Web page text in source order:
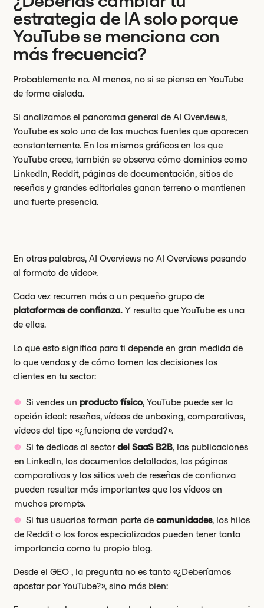
estrategia de IA solo porque
YouTube se menciona con
más frecuencia?
Probablemente no. Al menos, no si se piensa en YouTube
de forma aislada.
Si analizamos el panorama general de AI Overviews,
YouTube es solo una de las muchas fuentes que aparecen
constantemente. En los mismos gráficos en los que
YouTube crece, también se observa cómo dominios como
LinkedIn, Reddit, páginas de documentación, sitios de
reseñas y grandes editoriales ganan terreno o mantienen
una fuerte presencia.
En otras palabras, AI Overviews no AI Overviews pasando
al formato de vídeo».
Cada vez recurren más a un pequeño grupo de
plataformas de confianza. Y resulta que YouTube es una
de ellas.
Lo que esto significa para ti depende en gran medida de
lo que vendas y de cómo tomen las decisiones los
clientes en tu sector:
Si vendes un producto físico, YouTube puede ser la
opción ideal: reseñas, vídeos de unboxing, comparativas,
vídeos del tipo «¿funciona de verdad?».
Si te dedicas al sectordel SaaS B2B, las publicaciones
en LinkedIn, los documentos detallados, las páginas
comparativas y los sitios web de reseñas de confianza
pueden resultar más importantes que los vídeos en
muchos prompts.
Si tus usuarios forman parte decomunidades, los hilos
de Reddit o los foros especializados pueden tener tanta
importancia como tu propio blog.
Desde el GEO , la pregunta no es tanto «¿Deberíamos
apostar por YouTube?», sino más bien: